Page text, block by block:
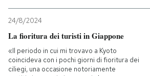
24/8/2024
La fioritura dei turisti in Giappone
«Il periodo in cui mi trovavo a Kyoto
coincideva con i pochi giorni di fioritura dei
ciliegi, una occasione notoriamente